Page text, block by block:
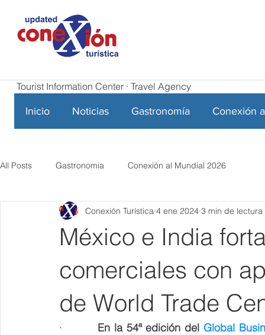
Tourist Information Center · Travel Agency
Inicio Noticias Gastronomía Conexión
All Posts Gastronomia Conexión al Mundial 2026
México e India
comerciales con
de World Trade
Conexión Turística 4 ene 2024 3 min de lectura
· En la 54ª edición del Global